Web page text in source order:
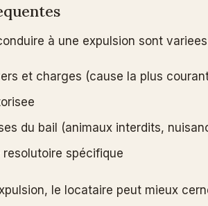
à une expulsion sont
et charges (cause la plus
du bail (animaux interdits,
resolutoire spécifique
le locataire peut mieux